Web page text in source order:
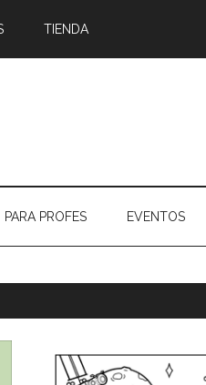
TIENDA
PARA PROFES EVENTOS